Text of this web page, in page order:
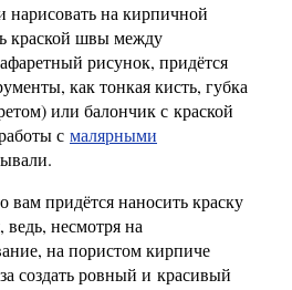
на кирпичной
краской швы между
рисунок, придётся
как тонкая кисть, губка
или балончик с краской
с малярными
вам придётся наносить краску
несмотря на
на пористом кирпиче
создать ровный и красивый